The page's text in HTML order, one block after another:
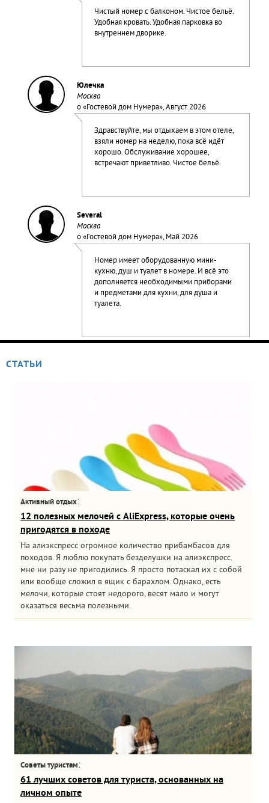
Чистый номер с балконом. Чистое бельё.
Удобная кровать. Удобная парковка во
внутреннем дворике.
Юлечка
Москва
о «Гостевой дом Нумера», Август 2026
Здравствуйте, мы отдыхаем в этом отеле,
взяли номер на неделю, пока всё идёт
хорошо. Обслуживание хорошее,
встречают приветливо. Чистое бельё.
Several
Москва
о «Гостевой дом Нумера», Май 2026
Номер имеет оборудованную мини-
кухню, душ и туалет в номере. И всё это
дополняется необходимыми приборами
и предметами для кухни, для душа и
туалета.
СТАТЬИ
Активный отдых:
12 полезных мелочей с AliExpress, которые очень
пригодятся в походе
На алиэкспресс огромное количество прибамбасов для
походов. Я люблю покупать безделушки на алиэкспресс.
мне ни разу не пригодились. Я просто потаскал их с собой
или вообще сложил в ящик с барахлом. Однако, есть
мелочи, которые стоят недорого, весят мало и могут
оказаться весьма полезными.
Советы туристам:
61 лучших советов для туриста, основанных на
личном опыте